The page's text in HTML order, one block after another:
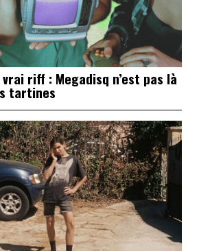
riff : Megadisq n’est pas là
tartines